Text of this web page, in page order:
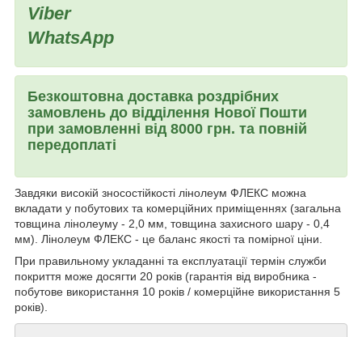
Viber
WhatsApp
Безкоштовна доставка роздрібних
замовлень до відділення Нової Пошти
при замовленні від 8000 грн. та повній
передоплаті
Завдяки високій зносостійкості лінолеум ФЛЕКС можна
вкладати у побутових та комерційних приміщеннях (загальна
товщина лінолеуму - 2,0 мм, товщина захисного шару - 0,4
мм). Лінолеум ФЛЕКС - це баланс якості та помірної ціни.
При правильному укладанні та експлуатації термін служби
покриття може досягти 20 років (гарантія від виробника -
побутове використання 10 років / комерційне використання 5
років).